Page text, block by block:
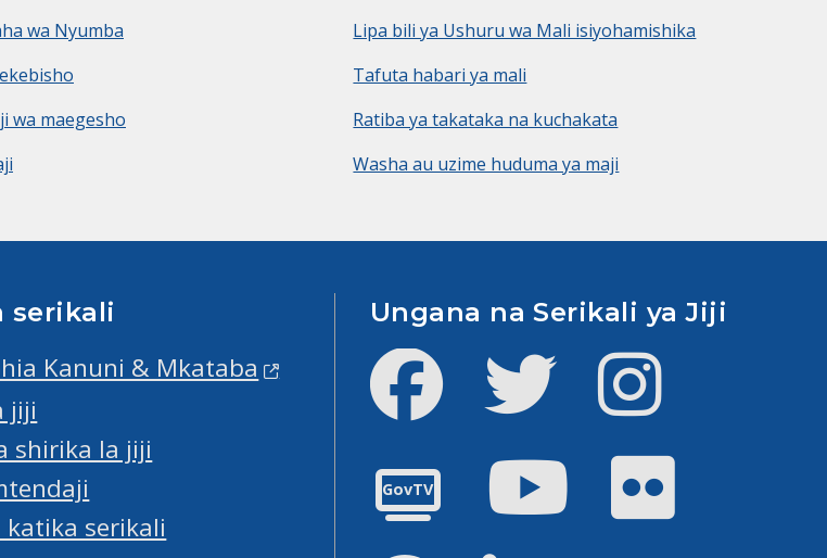
wa Nyumba
wa maegesho
Lipa bili ya Ushuru wa Mali isiyohamishika
Tafuta habari ya mali
Ratiba ya takataka na kuchakata
Washa au uzime huduma ya maji
serikali
Kanuni & Mkataba
jiji
shirika la jiji
serikali
Ungana na Serikali ya Jiji
FacebookTwitter Instagram
GovTV
Youtube Flickr